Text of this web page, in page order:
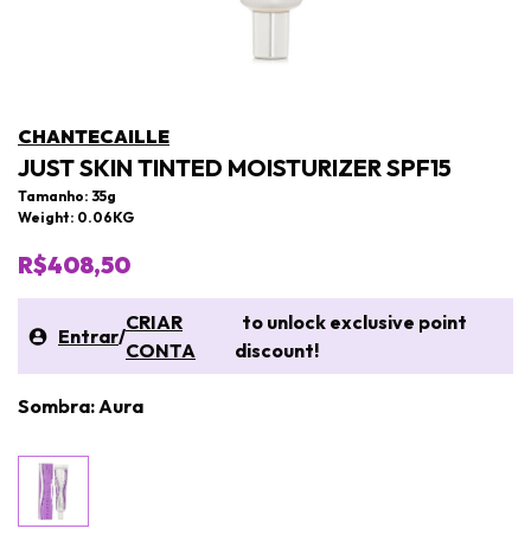
CHANTECAILLE
JUST SKIN TINTED MOISTURIZER SPF15
Tamanho: 35g
Weight: 0.06KG
R$408,50
Entrar/
CRIAR
CONTA
to unlock exclusive point
discount!
Sombra: Aura